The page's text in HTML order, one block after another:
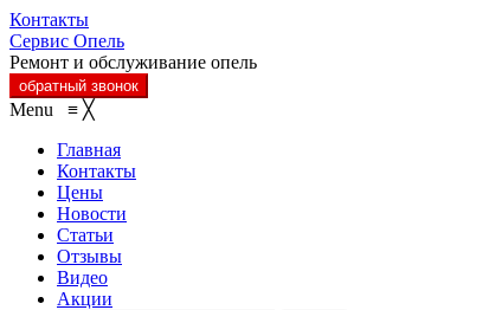
Контакты
Сервис Опель
Ремонт и обслуживание опель
обратный звонок
Menu ≡ ╳
Главная
Контакты
Цены
Новости
Статьи
Отзывы
Видео
Акции